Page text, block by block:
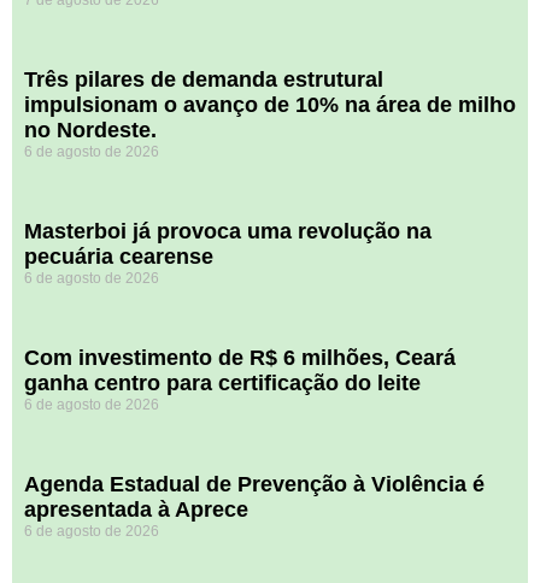
​Três pilares de demanda estrutural
impulsionam o avanço de 10% na área de milho
no Nordeste.
6 de agosto de 2026
Masterboi já provoca uma revolução na
pecuária cearense
6 de agosto de 2026
Com investimento de R$ 6 milhões, Ceará
ganha centro para certificação do leite
6 de agosto de 2026
Agenda Estadual de Prevenção à Violência é
apresentada à Aprece
6 de agosto de 2026